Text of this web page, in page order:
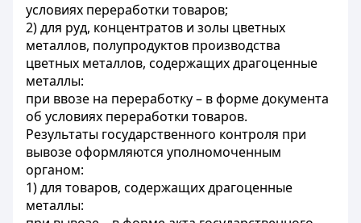
условиях переработки товаров;
2) для руд, концентратов и золы цветных
металлов, полупродуктов производства
цветных металлов, содержащих драгоценные
металлы:
при ввозе на переработку – в форме документа
об условиях переработки товаров.
Результаты государственного контроля при
вывозе оформляются уполномоченным
органом:
1) для товаров, содержащих драгоценные
металлы: